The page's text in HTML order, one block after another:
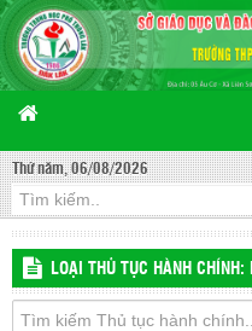
Thứ năm, 06/08/2026
LOẠI THỦ TỤC HÀNH CHÍNH: